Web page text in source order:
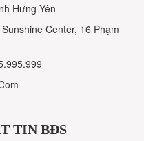
Hưng Yên
Center, 16 Phạm
TIN BĐS